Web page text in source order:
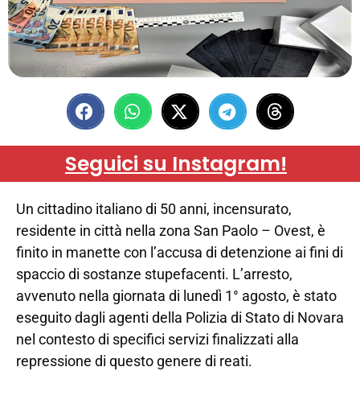
Seguici su Instagram!
Un cittadino italiano di 50 anni, incensurato,
residente in città nella zona San Paolo – Ovest, è
finito in manette con l’accusa di detenzione ai fini di
spaccio di sostanze stupefacenti. L’arresto,
avvenuto nella giornata di lunedì 1° agosto, è stato
eseguito dagli agenti della Polizia di Stato di Novara
nel contesto di specifici servizi finalizzati alla
repressione di questo genere di reati.